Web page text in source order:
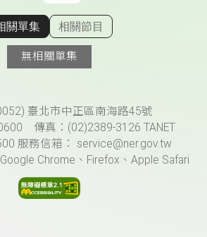
顯示相關單集
關單集 相關節目
無相關單集
臺北市中正區南海路45號
傳真：(02)2389-3126 TANET
服務信箱： service@ner.gov.tw
Chrome、Firefox、Apple Safari